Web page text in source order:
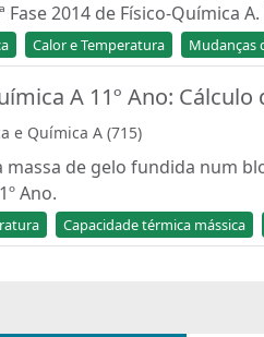
Fase 2014 de Físico-
Calor e Temperatura Mudanças
A 11º Ano:
e Química A (715)
massa de gelo fundida num
Ano.
Capacidade térmica mássica